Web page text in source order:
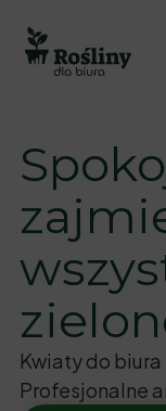
Kwiaty do
Profesjonalne